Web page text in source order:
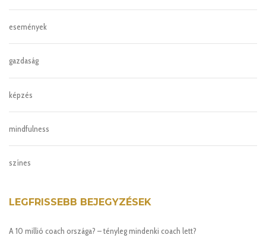
események
gazdaság
képzés
mindfulness
színes
LEGFRISSEBB BEJEGYZÉSEK
A 10 millió coach országa? – tényleg mindenki coach lett?